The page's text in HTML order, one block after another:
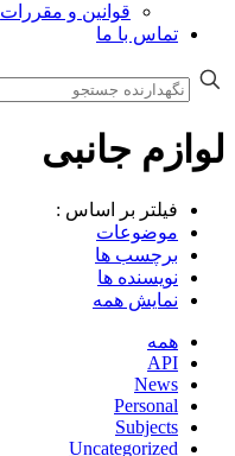
قوانین و مقررات
تماس با ما
لوازم جانبی
فیلتر بر اساس :
موضوعات
برچسب ها
نویسنده ها
نمایش همه
همه
API
News
Personal
Subjects
Uncategorized